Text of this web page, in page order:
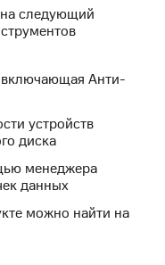
следующий
включающая Анти-
устройств
диска
менеджера
данных
можно найти на